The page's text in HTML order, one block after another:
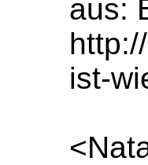
aus:
ist-